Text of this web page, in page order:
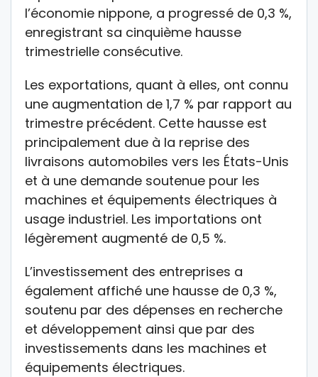
l’économie nippone, a progressé de 0,3 %,
enregistrant sa cinquième hausse
trimestrielle consécutive.
Les exportations, quant à elles, ont connu
une augmentation de 1,7 % par rapport au
trimestre précédent. Cette hausse est
principalement due à la reprise des
livraisons automobiles vers les États-Unis
et à une demande soutenue pour les
machines et équipements électriques à
usage industriel. Les importations ont
légèrement augmenté de 0,5 %.
L’investissement des entreprises a
également affiché une hausse de 0,3 %,
soutenu par des dépenses en recherche
et développement ainsi que par des
investissements dans les machines et
équipements électriques.